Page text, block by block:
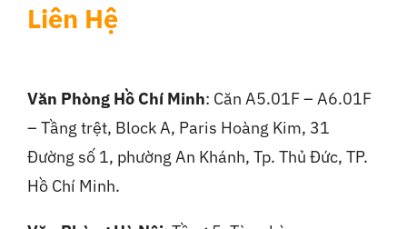
Liên Hệ
Văn Phòng Hồ Chí Minh: Căn A5.01F – A6.01F
– Tầng trệt, Block A, Paris Hoàng Kim, 31
Đường số 1, phường An Khánh, Tp. Thủ Đức, TP.
Hồ Chí Minh.